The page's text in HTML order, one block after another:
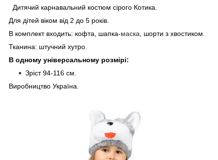
Дитячий карнавальний костюм сірого Котика.
Для дітей віком від 2 до 5 років.
В комплект входить: кофта, шапка-маска , шорти з хвостиком.
Тканина: штучний хутро.
В одному універсальному розмірі:
Зріст94-116 см.
Виробництво Україна.